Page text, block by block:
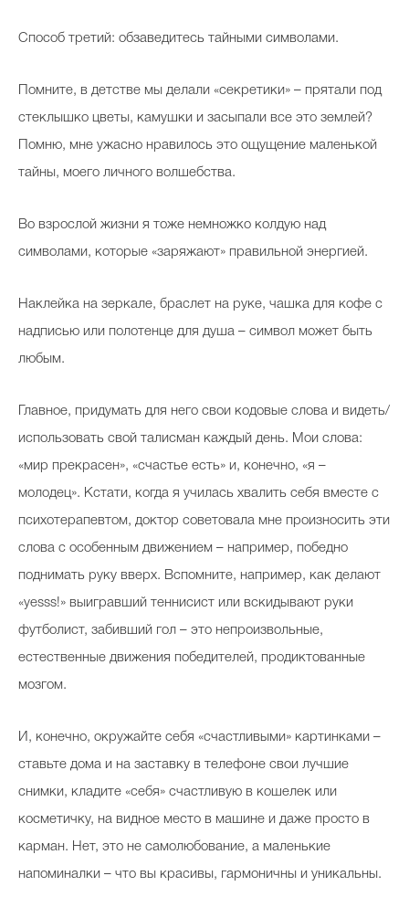
Способ третий: обзаведитесь тайными символами.
Помните, в детстве мы делали «секретики» – прятали под
стеклышко цветы, камушки и засыпали все это землей?
Помню, мне ужасно нравилось это ощущение маленькой
тайны, моего личного волшебства.
Во взрослой жизни я тоже немножко колдую над
символами, которые «заряжают» правильной энергией.
Наклейка на зеркале, браслет на руке, чашка для кофе с
надписью или полотенце для душа – символ может быть
любым.
Главное, придумать для него свои кодовые слова и видеть/
использовать свой талисман каждый день. Мои слова:
«мир прекрасен», «счастье есть» и, конечно, «я –
молодец». Кстати, когда я училась хвалить себя вместе с
психотерапевтом, доктор советовала мне произносить эти
слова с особенным движением – например, победно
поднимать руку вверх. Вспомните, например, как делают
«yesss!» выигравший теннисист или вскидывают руки
футболист, забивший гол – это непроизвольные,
естественные движения победителей, продиктованные
мозгом.
И, конечно, окружайте себя «счастливыми» картинками –
ставьте дома и на заставку в телефоне свои лучшие
снимки, кладите «себя» счастливую в кошелек или
косметичку, на видное место в машине и даже просто в
карман. Нет, это не самолюбование, а маленькие
напоминалки – что вы красивы, гармоничны и уникальны.